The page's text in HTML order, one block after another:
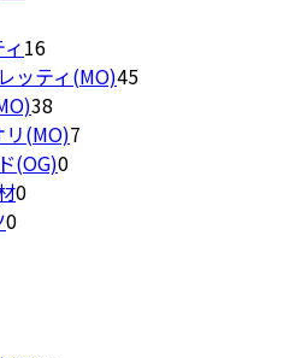
商
品
1616
個
の
商
品
ッティ(MO)4545
38
個
の
リ(MO)7
(OG)00
00
00